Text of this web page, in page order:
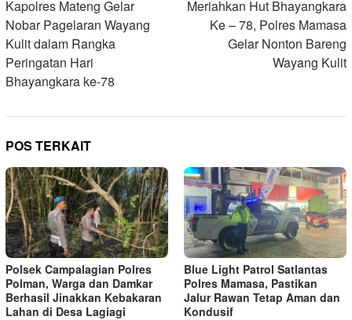
pos
Kapolres Mateng Gelar
Nobar Pagelaran Wayang
Kulit dalam Rangka
Peringatan Hari
Bhayangkara ke-78
Meriahkan Hut Bhayangkara
Ke – 78, Polres Mamasa
Gelar Nonton Bareng
Wayang Kulit
POS TERKAIT
Polsek Campalagian Polres
Polman, Warga dan Damkar
Berhasil Jinakkan Kebakaran
Lahan di Desa Lagiagi
Blue Light Patrol Satlantas
Polres Mamasa, Pastikan
Jalur Rawan Tetap Aman dan
Kondusif